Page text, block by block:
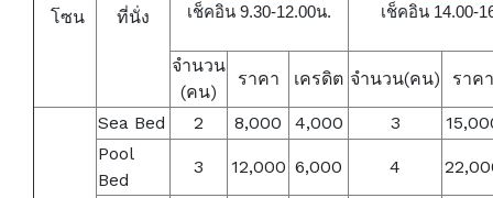
โซน ที่นั่ง
เช็คอิน 9.30-12.00น.
เช็คอิน 14.00-
จำนวน
(คน)
ราคา เครดิต จำนวน(คน) ราคา
Sea Bed 2 8,000 4,000 3
Pool
Bed
3 12,000 6,000 4